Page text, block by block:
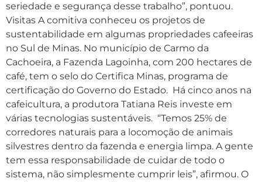
seriedade e segurança desse trabalho”, pontuou.
Visitas A comitiva conheceu os projetos de
sustentabilidade em algumas propriedades cafeeiras
no Sul de Minas. No município de Carmo da
Cachoeira, a Fazenda Lagoinha, com 200 hectares de
café, tem o selo do Certifica Minas, programa de
certificação do Governo do Estado. Há cinco anos na
cafeicultura, a produtora Tatiana Reis investe em
várias tecnologias sustentáveis. “Temos 25% de
corredores naturais para a locomoção de animais
silvestres dentro da fazenda e energia limpa. A gente
tem essa responsabilidade de cuidar de todo o
sistema, não simplesmente cumprir leis”, afirmou. O